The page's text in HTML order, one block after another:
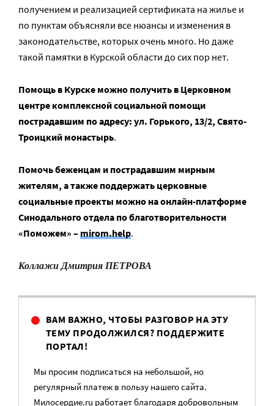
получением и реализацией сертификата на жилье и
по пунктам объясняли все нюансы и изменения в
законодательстве, которых очень много. Но даже
такой памятки в Курской области до сих пор нет.
Помощь в Курске можно получить в Церковном
центре комплексной социальной помощи
пострадавшим по адресу: ул. Горького, 13/2, Свято-
Троицкий монастырь.
Помочь беженцам и пострадавшим мирным
жителям, а также поддержать церковные
социальные проекты можно на онлайн-платформе
Синодального отдела по благотворительности
«Поможем» – mirom.help.
Коллажи Дмитрия ПЕТРОВА
ВАМ ВАЖНО, ЧТОБЫ РАЗГОВОР НА ЭТУ
ТЕМУ ПРОДОЛЖИЛСЯ? ПОДДЕРЖИТЕ
ПОРТАЛ!
Мы просим подписаться на небольшой, но
регулярный платеж в пользу нашего сайта.
Милосердие.ru работает благодаря добровольным